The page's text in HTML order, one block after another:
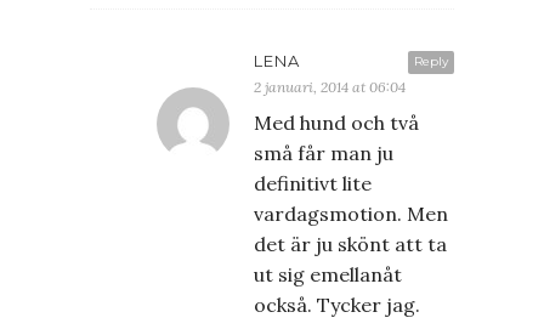
Reply
LENA
2 januari, 2014 at 06:04
Med hund och två
små får man ju
definitivt lite
vardagsmotion. Men
det är ju skönt att ta
ut sig emellanåt
också. Tycker jag.